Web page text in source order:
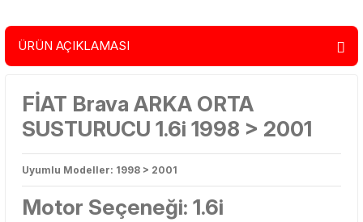
ÜRÜN AÇIKLAMASI
FİAT Brava ARKA ORTA
SUSTURUCU 1.6i 1998 > 2001
Uyumlu Modeller: 1998 > 2001
Motor Seçeneği: 1.6i